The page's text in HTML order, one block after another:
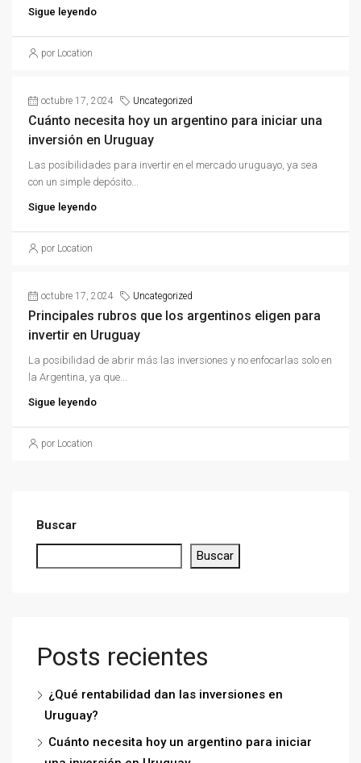
Sigue leyendo
por Location
octubre 17, 2024 Uncategorized
Cuánto necesita hoy un argentino para iniciar una
inversión en Uruguay
Las posibilidades para invertir en el mercado uruguayo, ya sea
con un simple depósito...
Sigue leyendo
por Location
octubre 17, 2024 Uncategorized
Principales rubros que los argentinos eligen para
invertir en Uruguay
La posibilidad de abrir más las inversiones y no enfocarlas solo en
la Argentina, ya que...
Sigue leyendo
por Location
Buscar
Buscar
Posts recientes
¿Qué rentabilidad dan las inversiones en
Uruguay?
Cuánto necesita hoy un argentino para iniciar